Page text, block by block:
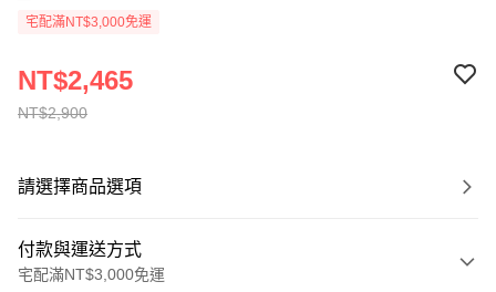
宅配滿NT$3,000免運
NT$2,900
NT$2,465
請選擇商品選項
付款與運送方式
宅配滿NT$3,000免運